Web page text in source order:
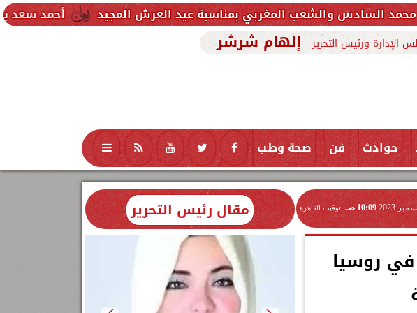
أحمد سعد يطلق «الألبوم المغربي بمناسبة عيد العرش المجيد
الإدارة ورئيس التحرير إلهام شرشر
حوادث فن صحة وطب تكنولوجيا منوعات محافظات
10:09 صـ بتوقيت القاهرة
في روسيا
مقال رئيس التحرير